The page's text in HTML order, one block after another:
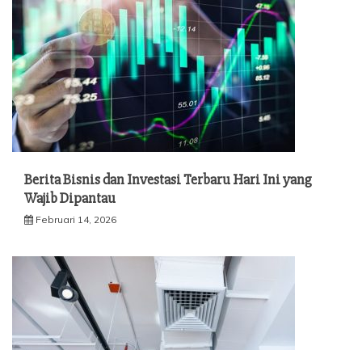
Berita Bisnis dan Investasi Terbaru Hari Ini yang
Wajib Dipantau
Februari 14, 2026